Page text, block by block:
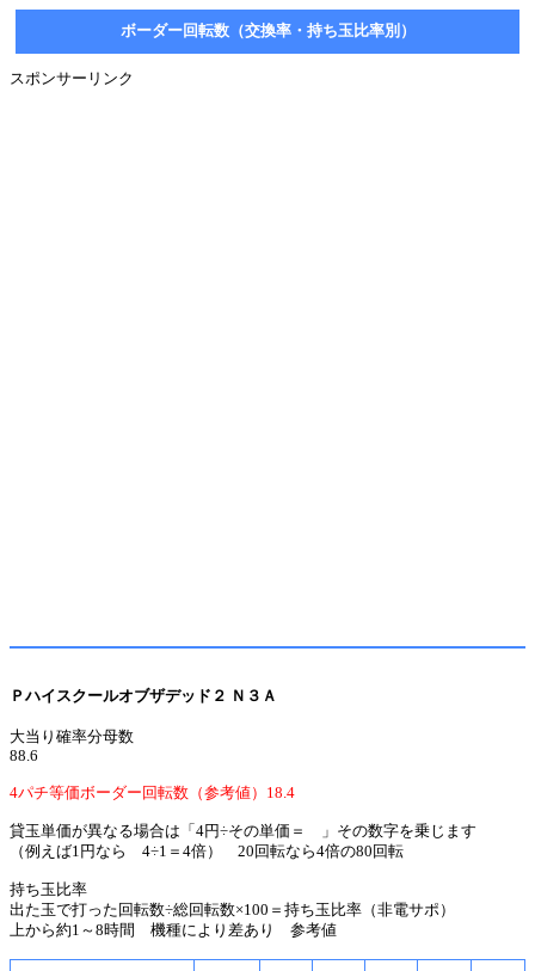
ボーダー回転数（交換率・持ち玉比率別）
スポンサーリンク
Ｐハイスクールオブザデッド２ Ｎ３Ａ
大当り確率分母数
88.6
4パチ等価ボーダー回転数（参考値）18.4
貸玉単価が異なる場合は「4円÷その単価＝ 」その数字を乗じます
（例えば1円なら 4÷1＝4倍） 20回転なら4倍の80回転
持ち玉比率
出た玉で打った回転数÷総回転数×100＝持ち玉比率（非電サポ）
上から約1～8時間 機種により差あり 参考値